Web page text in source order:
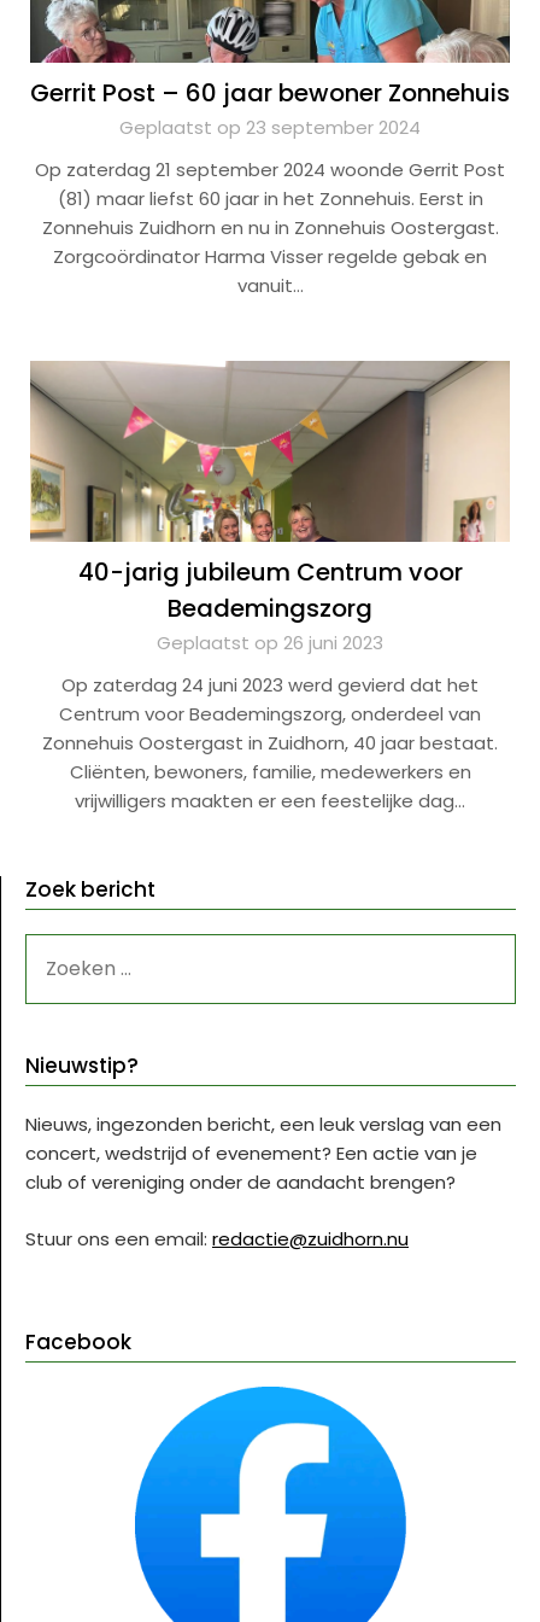
Gerrit Post – 60 jaar bewoner Zonnehuis
Geplaatst op 23 september 2024
Op zaterdag 21 september 2024 woonde Gerrit Post
(81) maar liefst 60 jaar in het Zonnehuis. Eerst in
Zonnehuis Zuidhorn en nu in Zonnehuis Oostergast.
Zorgcoördinator Harma Visser regelde gebak en
vanuit…
40-jarig jubileum Centrum voor
Beademingszorg
Geplaatst op 26 juni 2023
Op zaterdag 24 juni 2023 werd gevierd dat het
Centrum voor Beademingszorg, onderdeel van
Zonnehuis Oostergast in Zuidhorn, 40 jaar bestaat.
Cliënten, bewoners, familie, medewerkers en
vrijwilligers maakten er een feestelijke dag…
Zoek bericht
NAAR:
Nieuwstip?
Nieuws, ingezonden bericht, een leuk verslag van een
concert, wedstrijd of evenement? Een actie van je
club of vereniging onder de aandacht brengen?
Stuur ons een email: redactie@zuidhorn.nu
Facebook